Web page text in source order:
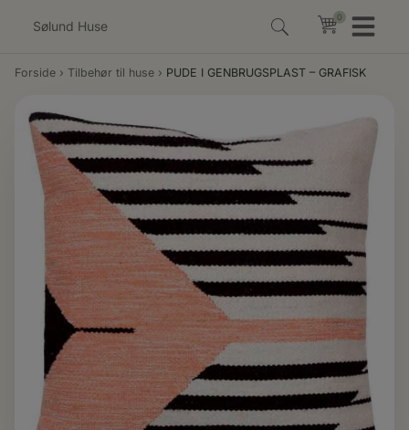
00
Forside › Tilbehør til huse › PUDE I GENBRUGSPLAST – GRAFISK